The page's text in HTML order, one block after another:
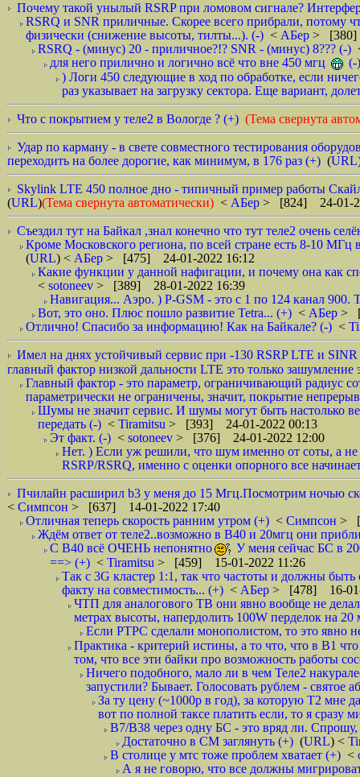
Почему такой унылый RSRP при ломовом сигнале?
RSRQ и SNR приличные. Скорее всего прибрали, потому
физически (снижение высоты, тилты...). (-) < АБер > [380]
RSRQ - (минус) 20 - приличное?!? SNR - (минус) 8??? (-)
для него прилично и логично всё что вне 450 мгц
(-)
) Логи 450 следующие в ход по обработке, если
раз указывает на загрузку сектора. Еще вариант,
Что с покрытием у теле2 в Вологде ? (+) (Тема свернута
Удар по карману - в свете совместного тестирования
переходить на более дорогие, как минимум, в 176 раз (+) (URL
Skylink LTE 450 полное дно - типичный пример работы
(URL)(Тема свернута автоматически) < АБер > [824] 24-01-
Съездил тут на Байкал ,знал конечно что тут теле2 очень
Кроме Московского региона, по всей стране есть 8-10
(URL) < АБер > [475] 24-01-2022 16:12
Какие функции у данной нафигации, и почему она как
< sotoneev > [389] 28-01-2022 16:39
Навигация... Аэро. ) P-GSM - это с 1 по 124 канал
Вот, это оно. Плюс пошло развитие Tetra... (+) < АБер >
Отлично! Спасибо за информацию! Как на Байкале? (-) <
Имел на днях устойчивый сервис при -130 RSRP LTE и
главный фактор низкой дальности LTE это только
Главный фактор - это параметр, ограничивающий радиус
параметрически не ограничены, значит, покрытие
Шумы не значит сервис. И шумы могут быть настолько
передать (-) < Tiramitsu > [393] 24-01-2022 00:13
Эт факт. (-) < sotoneev > [376] 24-01-2022 12:00
Нет. ) Если уж решили, что шум именно от соты, а
RSRP/RSRQ, именно с оценки опорного все
Пчилайн расширил b3 у меня до 15 Мгц.Посмотрим ночью
< Симпсон > [637] 14-01-2022 17:40
Отличная теперь скорость ранним утром (+) < Симпсон >
Ждём ответ от теле2..возможно в В40 и 20мгц они
С B40 всё ОЧЕНЬ непонятно
У меня сейчас БС в
==> (+) < Tiramitsu > [459] 15-01-2022 11:26
Так с 3G кластер 1:1, так что частоты и должны
факту на совместимость... (+) < АБер > [478] 16-01-
ЧТП для аналогового ТВ они явно вообще не
метрах высоты, напердолить 100W перделок на
Если РТРС сделали монополистом, то это явно
Практика - критерий истины, а то что, что в B1
том, что все эти байки про возможность работы
Ничего подобного, мало ли в чем Теле2
запустили? Бывает. Голосовать рублем - святое
За ту цену (~1000р в год), за которую Т2 мне
вот по полной таксе платить если, то я
B7/B38 через одну БС - это вряд ли.
Достаточно в CM заглянуть (+) (URL) <
В столице у мтс тоже проблем хватает (+) <
А я не говорю, что все должны